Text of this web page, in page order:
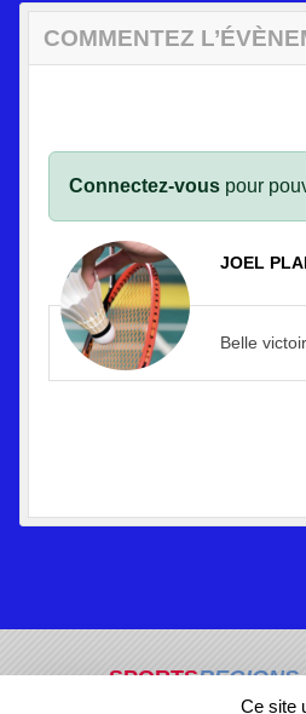
COMMENTEZ
Connectez-vous pour
JOEL
Belle
SPORTSREGIONS
visites
Ce site